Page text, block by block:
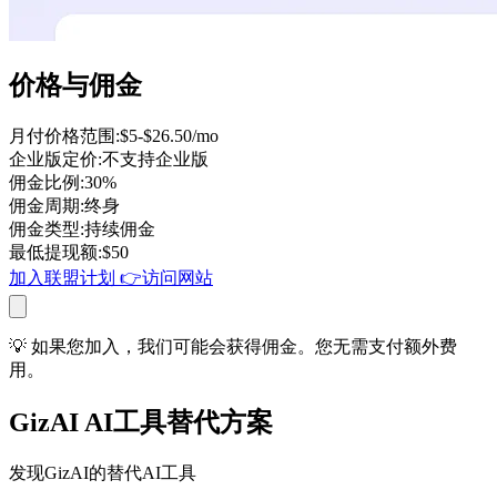
价格与佣金
月付价格范围 :$5-$26.50/mo
企业版定价:不支持企业版
佣金比例 :30%
佣金周期:终身
佣金类型:持续佣金
最低提现额:$50
加入联盟计划 👉访问网站
💡 如果您加入，我们可能会获得佣金。您无需支付额外费
用。
GizAI AI工具替代方案
发现GizAI的替代AI工具